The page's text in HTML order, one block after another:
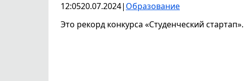
12:0520.07.2024| Образование
Это рекорд конкурса «Студенческий стартап».